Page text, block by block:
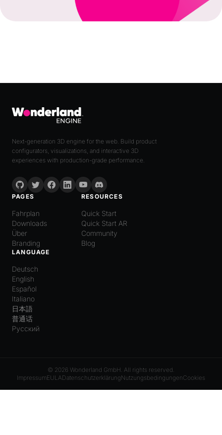
Next-generation 3D engine for the web. Build product
configurators, visualizations, and interactive 3D
experiences with production-grade performance.
PAGES
Fahrplan
Downloads
Über
Branding
RESOURCES
Quick Start
Quick Start AR
Community
Blog
LANGUAGE
Deutsch
English
Español
Italiano
日本語
普通话
Русский
© 2026 Wonderland GmbH. All rights reserved.
ImpressumEULADatenschutzerklärungNutzungsbedingungenCookies